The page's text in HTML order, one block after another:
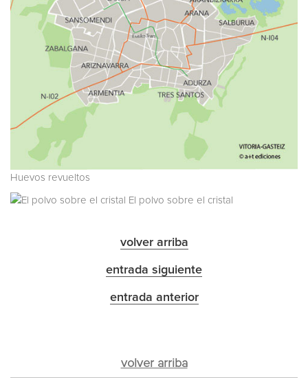
Huevos revueltos
El polvo sobre el cristal
volver arriba
entrada siguiente
entrada anterior
volver arriba